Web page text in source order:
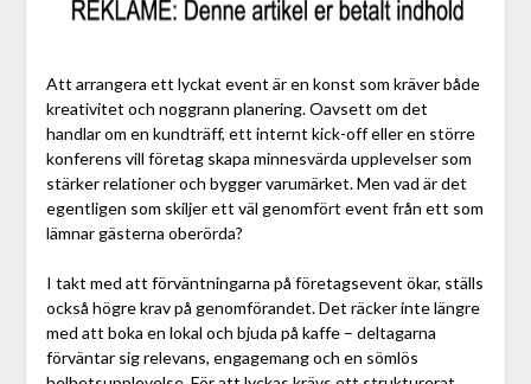
Att arrangera ett lyckat event är en konst som kräver både
kreativitet och noggrann planering. Oavsett om det
handlar om en kundträff, ett internt kick-off eller en större
konferens vill företag skapa minnesvärda upplevelser som
stärker relationer och bygger varumärket. Men vad är det
egentligen som skiljer ett väl genomfört event från ett som
lämnar gästerna oberörda?
I takt med att förväntningarna på företagsevent ökar, ställs
också högre krav på genomförandet. Det räcker inte längre
med att boka en lokal och bjuda på kaffe – deltagarna
förväntar sig relevans, engagemang och en sömlös